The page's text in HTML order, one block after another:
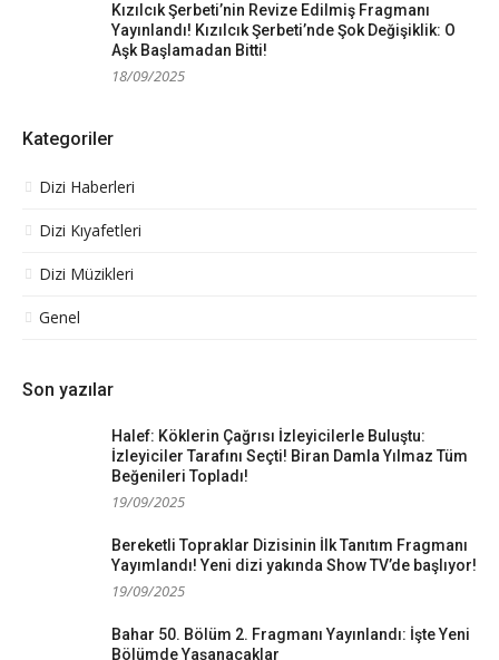
Kızılcık Şerbeti’nin Revize Edilmiş Fragmanı
Yayınlandı! Kızılcık Şerbeti’nde Şok Değişiklik: O
Aşk Başlamadan Bitti!
18/09/2025
Kategoriler
Dizi Haberleri
Dizi Kıyafetleri
Dizi Müzikleri
Genel
Son yazılar
Halef: Köklerin Çağrısı İzleyicilerle Buluştu:
İzleyiciler Tarafını Seçti! Biran Damla Yılmaz Tüm
Beğenileri Topladı!
19/09/2025
Bereketli Topraklar Dizisinin İlk Tanıtım Fragmanı
Yayımlandı! Yeni dizi yakında Show TV’de başlıyor!
19/09/2025
Bahar 50. Bölüm 2. Fragmanı Yayınlandı: İşte Yeni
Bölümde Yaşanacaklar